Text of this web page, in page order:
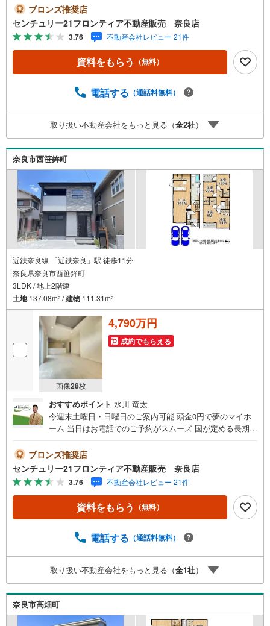
良」駅まで徒歩約37分・JR桜井線「奈良」駅まで徒歩約44
分・飛鳥小学校まで徒歩約19分・飛鳥中学校まで徒歩約8分
特徴・耐震＋制震の家、クワイエ！制震装置（SAFE365）
で地震の揺れを抑え、耐震性能を維持・耐震等級3/断熱等
級5/耐風等級2/劣化対策等級3/複層ガラス/トイレ2箇所/床
下収納/全居室収納/2階建て/和室/リビング階段/並列駐車2台
ャルプランナーが資金計画をサポート！2.買い替えなどに
がりがあるため、最も低金利になるように審査が可能！4.
物件のお引渡し後に必要になったお家のリフォームも弊社
のリフォームプランナーがご提案！5.定期的にご連絡を繋
ぎ、有事の際に迅速にサポートいたします
ブロンズ推奨店
センチュリー21フロンティア不動産販売 奈良店
3.76 不動産会社レビュー 21件
資料をもらう （無料）
電話する （通話料無料）
取り扱い不動産会社をもっと見る（全2社）
奈良市西笹鉾町
近鉄奈良線 「近鉄奈良」駅 徒歩11分
奈良県奈良市西笹鉾町
3LDK / 地上2階建
土地137.08m2 /建物 111.31m2
画像28枚
4,790万円
成約でもらえる
おすすめポイント 水川 竜太
今週末土曜日・日曜日のご案内可能 頭金0円で夢のマイホ
ーム 当日はお電話でのご予約がスムーズ 国が定める長期優
奈良駅」歩11分（880m）・JR関西本線「奈良駅」歩32分
（2510m）・佐保小学校歩12分（910m）・若草中学校歩8
分（570m） 特徴・国が定める長期優良住宅！税制面で優
遇のメリットあり！・耐震等級3＋制震で地震から家族を守
ります・LDK20.5帖/WIC3か所/大型パントリー/制震ダンパ
ー 弊社が選ばれる理由 1.お金の扱い方のプロ、ファイナン
にも対応できる売却専門チームあり！3.たくさんの銀行と
4.物件のお引渡し後に必要になったお家のリフォームも弊
社のリフォームプランナーがご提案！5.定期的にご連絡を
繋ぎ、有事の際に迅速にサポートいたします弊社は専門家
同士が連携をとっているため、より多くの知見がございま
す。
ブロンズ推奨店
センチュリー21フロンティア不動産販売 奈良店
3.76 不動産会社レビュー 21件
資料をもらう （無料）
電話する （通話料無料）
取り扱い不動産会社をもっと見る（全1社）
奈良市高畑町